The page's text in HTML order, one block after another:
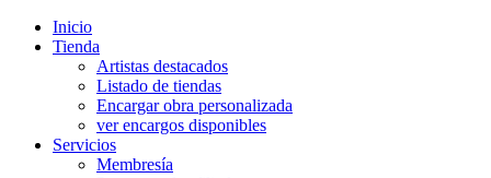
Inicio
Tienda
Artistas destacados
Listado de tiendas
Encargar obra personalizada
ver encargos disponibles
Servicios
Membresía